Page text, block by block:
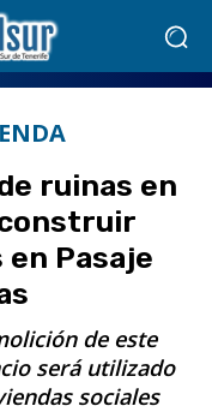
ruinas en
Pasaje
de este
será utilizado
sociales